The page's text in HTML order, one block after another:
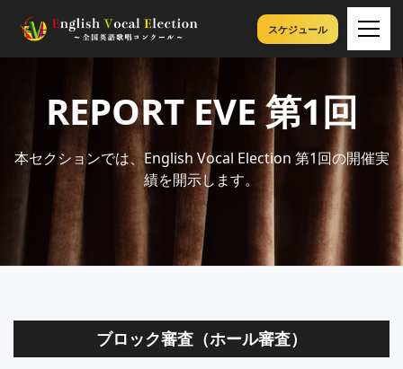
スケジュール
REPORT EVE 第1回
本セクションでは、English Vocal Election 第1回の開催実
績を開示します。
ブロック審査（ホール審査）